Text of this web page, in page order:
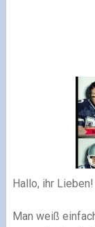
Hallo, ihr Lieben!
Man weiß